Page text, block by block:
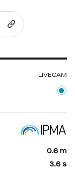
LIVECAM
0.6 m
3.6 s